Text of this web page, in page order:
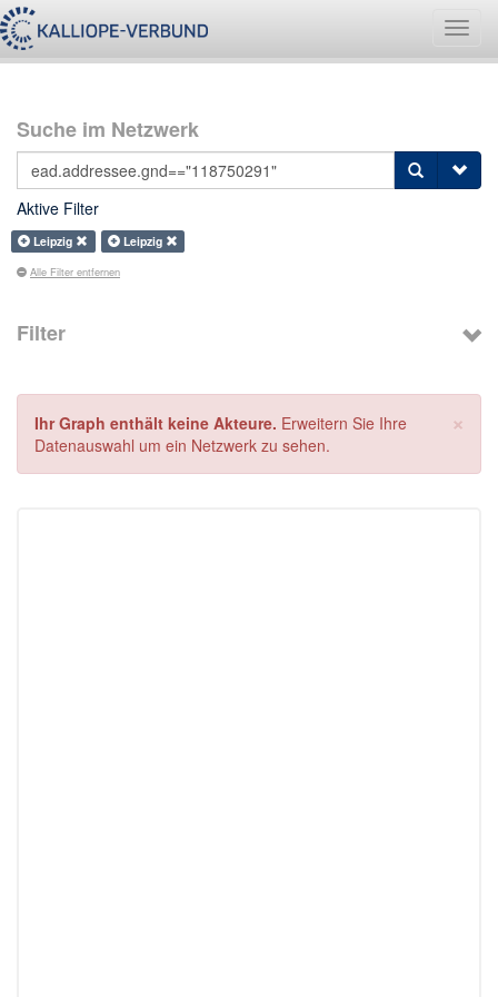
Suche im Netzwerk
Aktive Filter
Leipzig Leipzig
Alle Filter entfernen
Filter
×
Ihr Graph enthält keine Akteure. Erweitern Sie Ihre
Datenauswahl um ein Netzwerk zu sehen.